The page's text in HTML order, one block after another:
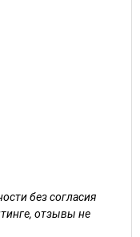
без согласия
отзывы не